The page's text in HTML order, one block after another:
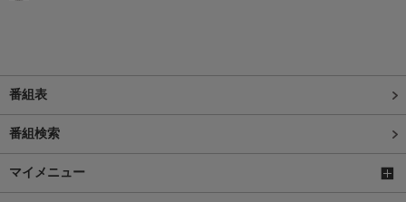
番組表
番組検索
マイメニュー